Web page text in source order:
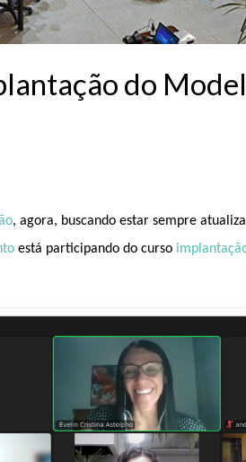
do
, agora, buscando estar sempre
está participando do curso